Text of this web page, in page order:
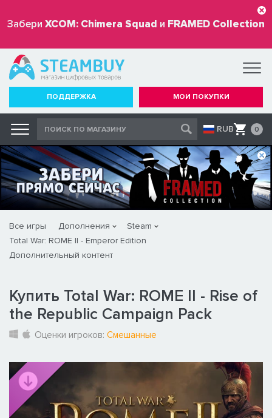
Забери XCOM: Chimera Squad и FRAMED Collection
бесплатно
ПОДДЕРЖКА МОИ ПОКУПКИ
RUB 0
Все игры Дополнения
Steam
Total War: ROME II - Emperor Edition
Дополнительный контент
Купить Total War: ROME II - Rise of
the Republic Campaign Pack
Оценки игроков: Смешанные